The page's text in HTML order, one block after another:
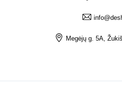
Megėjų g. 5A,